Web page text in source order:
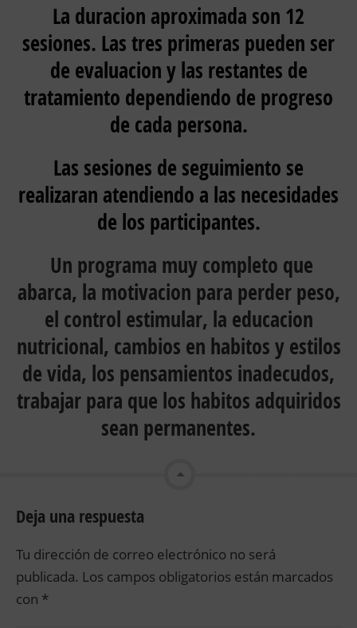
La duracion aproximada son 12
sesiones. Las tres primeras pueden ser
de evaluacion y las restantes de
tratamiento dependiendo de progreso
de cada persona.
Las sesiones de seguimiento se
realizaran atendiendo a las necesidades
de los participantes.
Un programa muy completo que
abarca, la motivacion para perder peso,
el control estimular, la educacion
nutricional, cambios en habitos y estilos
de vida, los pensamientos inadecudos,
trabajar para que los habitos adquiridos
sean permanentes.
Deja una respuesta
Tu dirección de correo electrónico no será
publicada. Los campos obligatorios están marcados
con *